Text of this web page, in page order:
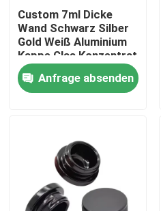
Produkte
Videos
Custom 7ml Dicke
Wand Schwarz Silber
Gold Weiß Aluminium
Kappe Glas Konzentrat
Behälter Glas
Anfrage absenden